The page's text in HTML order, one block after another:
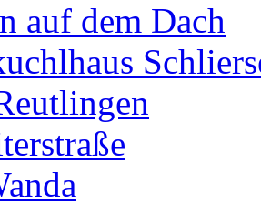
auf dem Dach